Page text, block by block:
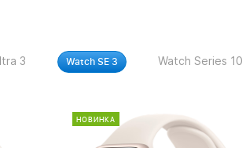
3 Watch SE 3 Watch Series 10
НОВИНКА